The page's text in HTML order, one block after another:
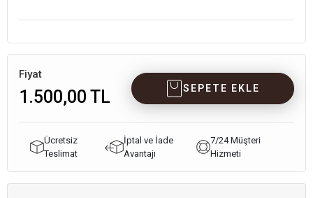
Fiyat
1.500,00 TL SEPETE EKLE
Ücretsiz
Teslimat
İptal ve İade
Avantajı
7/24 Müşteri
Hizmeti